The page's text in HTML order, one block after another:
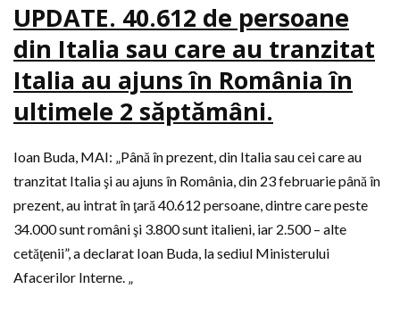
UPDATE. 40.612 de persoane
din Italia sau care au tranzitat
Italia au ajuns în România în
ultimele 2 săptămâni.
Ioan Buda, MAI: „Până în prezent, din Italia sau cei care au
tranzitat Italia şi au ajuns în România, din 23 februarie până în
prezent, au intrat în ţară 40.612 persoane, dintre care peste
34.000 sunt români şi 3.800 sunt italieni, iar 2.500 – alte
cetăţenii”, a declarat Ioan Buda, la sediul Ministerului
Afacerilor Interne. „